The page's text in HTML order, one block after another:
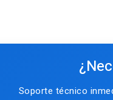
Soporte técnico